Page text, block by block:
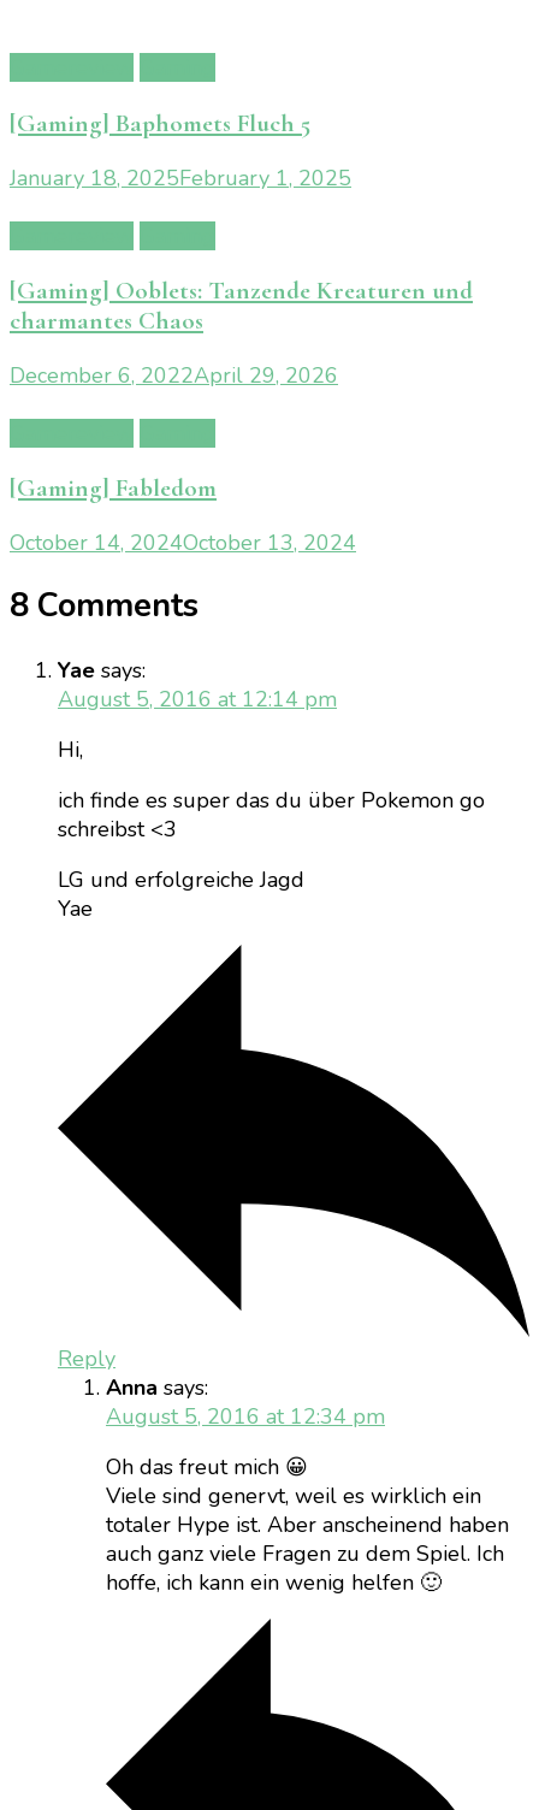
[Gaming] Baphomets Fluch 5
January 18, 2025February 1, 2025
[Gaming] Ooblets: Tanzende Kreaturen und
charmantes Chaos
December 6, 2022April 29, 2026
[Gaming] Fabledom
October 14, 2024October 13, 2024
8 Comments
Yae says:
August 5, 2016 at 12:14 pm
Hi,
ich finde es super das du über Pokemon go
schreibst <3
LG und erfolgreiche Jagd
Yae
Reply
Anna says:
August 5, 2016 at 12:34 pm
Oh das freut mich 😀
Viele sind genervt, weil es wirklich ein
totaler Hype ist. Aber anscheinend haben
auch ganz viele Fragen zu dem Spiel. Ich
hoffe, ich kann ein wenig helfen 🙂